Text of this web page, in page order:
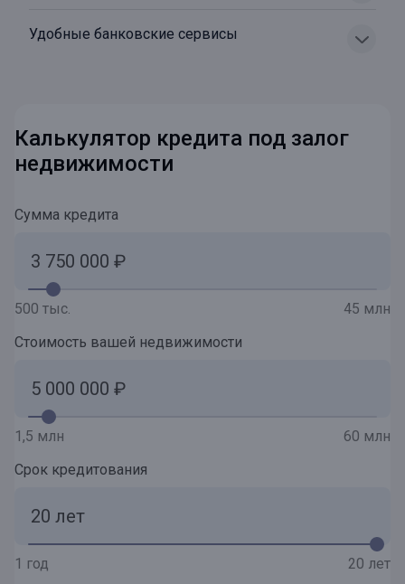
Удобные банковские сервисы
Калькулятор кредита под залог
недвижимости
Сумма кредита
500 тыс.
45 млн
Стоимость вашей недвижимости
1,5 млн
60 млн
Срок кредитования
1 год 20 лет